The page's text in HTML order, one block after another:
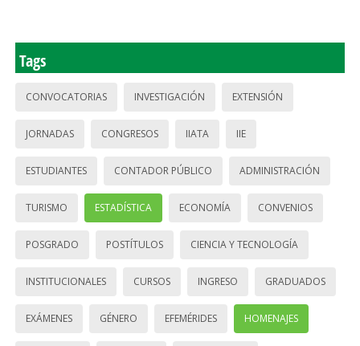
Tags
CONVOCATORIAS INVESTIGACIÓN EXTENSIÓN
JORNADAS CONGRESOS IIATA IIE
ESTUDIANTES CONTADOR PÚBLICO ADMINISTRACIÓN
TURISMO ESTADÍSTICA ECONOMÍA CONVENIOS
POSGRADO POSTÍTULOS CIENCIA Y TECNOLOGÍA
INSTITUCIONALES CURSOS INGRESO GRADUADOS
EXÁMENES GÉNERO EFEMÉRIDES HOMENAJES